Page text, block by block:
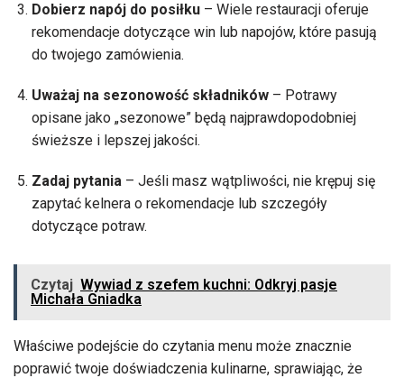
Dobierz napój do posiłku – Wiele restauracji oferuje
rekomendacje dotyczące win lub napojów, które pasują
do twojego zamówienia.
Uważaj na sezonowość składników – Potrawy
opisane jako „sezonowe” będą najprawdopodobniej
świeższe i lepszej jakości.
Zadaj pytania – Jeśli masz wątpliwości, nie krępuj się
zapytać kelnera o rekomendacje lub szczegóły
dotyczące potraw.
Czytaj Wywiad z szefem kuchni: Odkryj pasje
Michała Gniadka
Właściwe podejście do czytania menu może znacznie
poprawić twoje doświadczenia kulinarne, sprawiając, że